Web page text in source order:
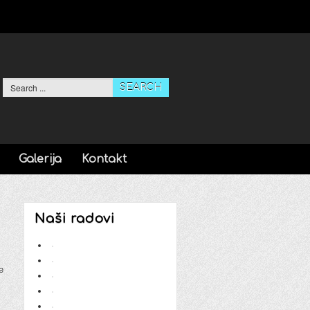
SEARCH
Galerija Kontakt
Naši radovi